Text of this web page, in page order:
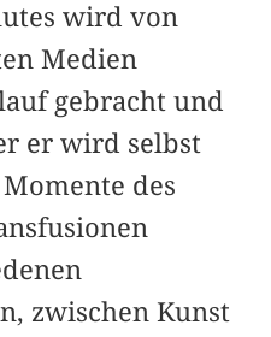
wird von
Medien
gebracht und
er wird selbst
des
zwischen Kunst